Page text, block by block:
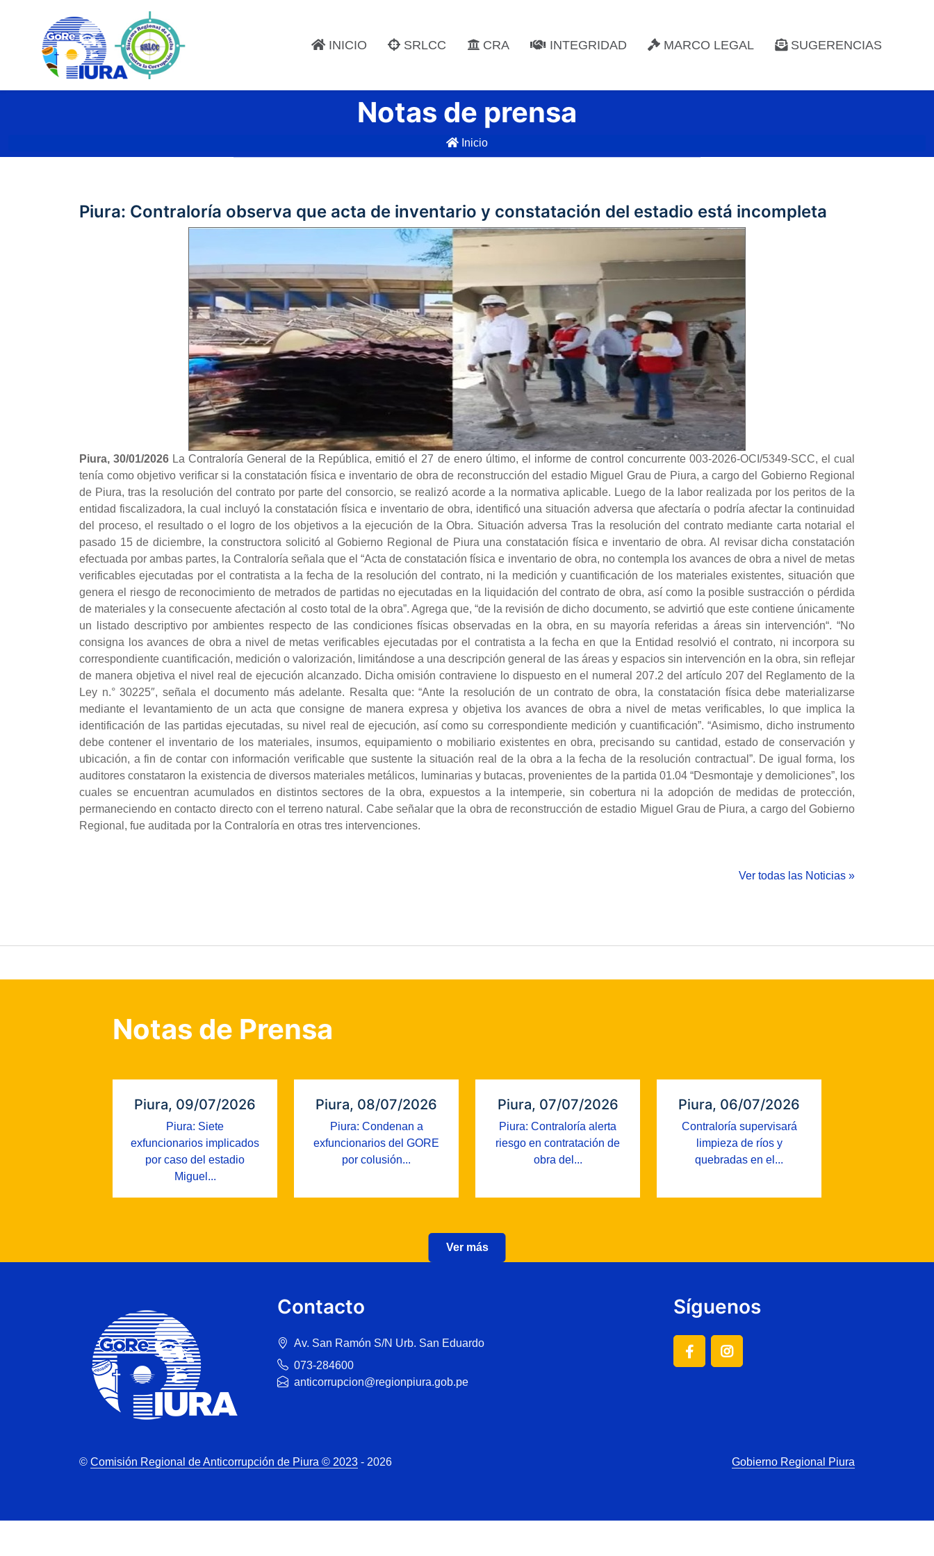
INICIO SRLCC CRA INTEGRIDAD MARCO LEGAL SUGERENCIAS
Notas de prensa
Inicio
Piura: Contraloría observa que acta de inventario y constatación del estadio está incompleta
Piura, 30/01/2026 La Contraloría General de la República, emitió el 27 de enero último, el informe de control concurrente 003-2026-OCI/5349-SCC, el cual
tenía como objetivo verificar si la constatación física e inventario de obra de reconstrucción del estadio Miguel Grau de Piura, a cargo del Gobierno Regional
de Piura, tras la resolución del contrato por parte del consorcio, se realizó acorde a la normativa aplicable. Luego de la labor realizada por los peritos de la
entidad fiscalizadora, la cual incluyó la constatación física e inventario de obra, identificó una situación adversa que afectaría o podría afectar la continuidad
del proceso, el resultado o el logro de los objetivos a la ejecución de la Obra. Situación adversa Tras la resolución del contrato mediante carta notarial el
pasado 15 de diciembre, la constructora solicitó al Gobierno Regional de Piura una constatación física e inventario de obra. Al revisar dicha constatación
efectuada por ambas partes, la Contraloría señala que el “Acta de constatación física e inventario de obra, no contempla los avances de obra a nivel de metas
verificables ejecutadas por el contratista a la fecha de la resolución del contrato, ni la medición y cuantificación de los materiales existentes, situación que
genera el riesgo de reconocimiento de metrados de partidas no ejecutadas en la liquidación del contrato de obra, así como la posible sustracción o pérdida
de materiales y la consecuente afectación al costo total de la obra”. Agrega que, “de la revisión de dicho documento, se advirtió que este contiene únicamente
un listado descriptivo por ambientes respecto de las condiciones físicas observadas en la obra, en su mayoría referidas a áreas sin intervención“. “No
consigna los avances de obra a nivel de metas verificables ejecutadas por el contratista a la fecha en que la Entidad resolvió el contrato, ni incorpora su
correspondiente cuantificación, medición o valorización, limitándose a una descripción general de las áreas y espacios sin intervención en la obra, sin reflejar
de manera objetiva el nivel real de ejecución alcanzado. Dicha omisión contraviene lo dispuesto en el numeral 207.2 del artículo 207 del Reglamento de la
Ley n.° 30225″, señala el documento más adelante. Resalta que: “Ante la resolución de un contrato de obra, la constatación física debe materializarse
mediante el levantamiento de un acta que consigne de manera expresa y objetiva los avances de obra a nivel de metas verificables, lo que implica la
identificación de las partidas ejecutadas, su nivel real de ejecución, así como su correspondiente medición y cuantificación”. “Asimismo, dicho instrumento
debe contener el inventario de los materiales, insumos, equipamiento o mobiliario existentes en obra, precisando su cantidad, estado de conservación y
ubicación, a fin de contar con información verificable que sustente la situación real de la obra a la fecha de la resolución contractual”. De igual forma, los
auditores constataron la existencia de diversos materiales metálicos, luminarias y butacas, provenientes de la partida 01.04 “Desmontaje y demoliciones”, los
cuales se encuentran acumulados en distintos sectores de la obra, expuestos a la intemperie, sin cobertura ni la adopción de medidas de protección,
permaneciendo en contacto directo con el terreno natural. Cabe señalar que la obra de reconstrucción de estadio Miguel Grau de Piura, a cargo del Gobierno
Regional, fue auditada por la Contraloría en otras tres intervenciones.
Ver todas las Noticias »
Notas de Prensa
Piura, 09/07/2026
Piura: Siete
exfuncionarios implicados
por caso del estadio
Miguel...
Piura, 08/07/2026
Piura: Condenan a
exfuncionarios del GORE
por colusión...
Piura, 07/07/2026
Piura: Contraloría alerta
riesgo en contratación de
obra del...
Piura, 06/07/2026
Contraloría supervisará
limpieza de ríos y
quebradas en el...
Ver más
Contacto
Av. San Ramón S/N Urb. San Eduardo
073-284600
anticorrupcion@regionpiura.gob.pe
Síguenos
© Comisión Regional de Anticorrupción de Piura © 2023 - 2026 Gobierno Regional Piura